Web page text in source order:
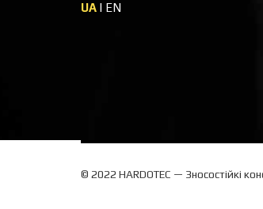
UA | EN
© 2022 HARDOTEC — Зносостійкі